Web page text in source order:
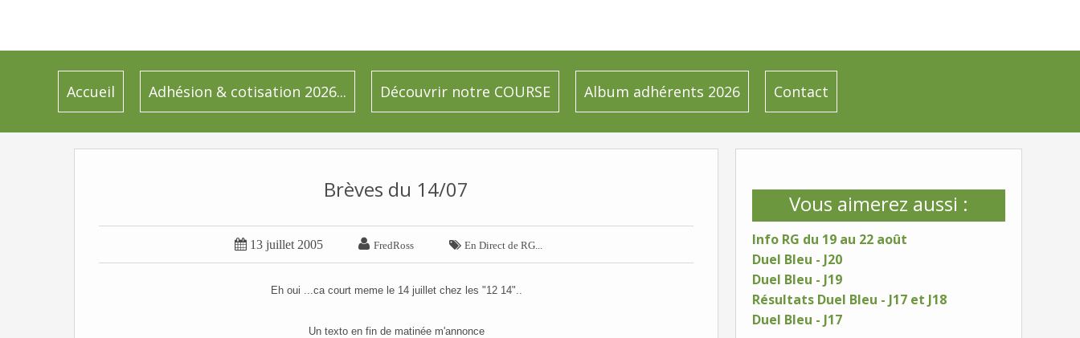
Accueil Adhésion & cotisation 2026... Découvrir notre COURSE Album adhérents 2026 Contact
Vous aimerez aussi :
Info RG du 19 au 22 août
Duel Bleu - J20
Duel Bleu - J19
Résultats Duel Bleu - J17 et J18
Duel Bleu - J17
Brèves du 14/07
 13 juillet 2005  FredRoss  En Direct de RG...
Eh oui ...ca court meme le 14 juillet chez les "12 14"..
Un texto en fin de matinée m'annonce